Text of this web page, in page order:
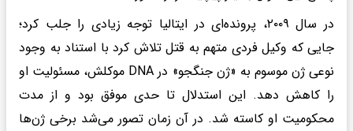
در سال ۲۰۰۹، پرونده‌ای در ایتالیا توجه زیادی را جلب کرد؛
جایی که وکیل فردی متهم به قتل تلاش کرد با استناد به وجود
نوعی ژن موسوم به «ژن جنگجو» در DNA موکلش، مسئولیت او
را کاهش دهد. این استدلال تا حدی موفق بود و از مدت
محکومیت او کاسته شد. در آن زمان تصور می‌شد برخی ژن‌ها